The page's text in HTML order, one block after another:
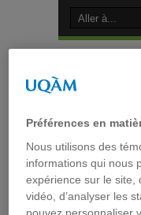
Accueil
Tag
Boite à outils
Préférences en
Nous utilisons des
informations qui nous
expérience sur le site,
vidéo, d’analyser les
pouvez personnaliser